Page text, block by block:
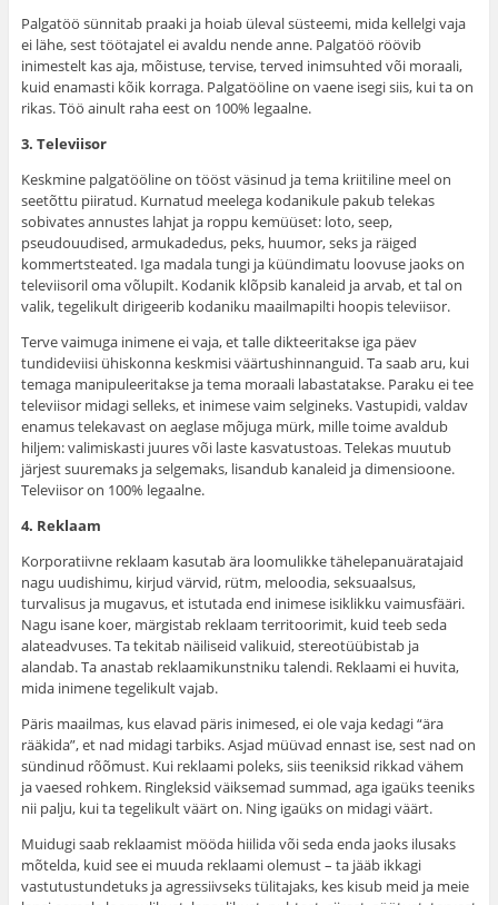
Palgatöö sünnitab praaki ja hoiab üleval süsteemi, mida kellelgi vaja
ei lähe, sest töötajatel ei avaldu nende anne. Palgatöö röövib
inimestelt kas aja, mõistuse, tervise, terved inimsuhted või moraali,
kuid enamasti kõik korraga. Palgatööline on vaene isegi siis, kui ta on
rikas. Töö ainult raha eest on 100% legaalne.
3. Televiisor
Keskmine palgatööline on tööst väsinud ja tema kriitiline meel on
seetõttu piiratud. Kurnatud meelega kodanikule pakub telekas
sobivates annustes lahjat ja roppu kemüüset: loto, seep,
pseudouudised, armukadedus, peks, huumor, seks ja räiged
kommertsteated. Iga madala tungi ja küündimatu loovuse jaoks on
televiisoril oma võlupilt. Kodanik klõpsib kanaleid ja arvab, et tal on
valik, tegelikult dirigeerib kodaniku maailmapilti hoopis televiisor.
Terve vaimuga inimene ei vaja, et talle dikteeritakse iga päev
tundideviisi ühiskonna keskmisi väärtushinnanguid. Ta saab aru, kui
temaga manipuleeritakse ja tema moraali labastatakse. Paraku ei tee
televiisor midagi selleks, et inimese vaim selgineks. Vastupidi, valdav
enamus telekavast on aeglase mõjuga mürk, mille toime avaldub
hiljem: valimiskasti juures või laste kasvatustoas. Telekas muutub
järjest suuremaks ja selgemaks, lisandub kanaleid ja dimensioone.
Televiisor on 100% legaalne.
4. Reklaam
Korporatiivne reklaam kasutab ära loomulikke tähelepanuäratajaid
nagu uudishimu, kirjud värvid, rütm, meloodia, seksuaalsus,
turvalisus ja mugavus, et istutada end inimese isiklikku vaimusfääri.
Nagu isane koer, märgistab reklaam territoorimit, kuid teeb seda
alateadvuses. Ta tekitab näiliseid valikuid, stereotüübistab ja
alandab. Ta anastab reklaamikunstniku talendi. Reklaami ei huvita,
mida inimene tegelikult vajab.
Päris maailmas, kus elavad päris inimesed, ei ole vaja kedagi “ära
rääkida”, et nad midagi tarbiks. Asjad müüvad ennast ise, sest nad on
sündinud rõõmust. Kui reklaami poleks, siis teeniksid rikkad vähem
ja vaesed rohkem. Ringleksid väiksemad summad, aga igaüks teeniks
nii palju, kui ta tegelikult väärt on. Ning igaüks on midagi väärt.
Muidugi saab reklaamist mööda hiilida või seda enda jaoks ilusaks
mõtelda, kuid see ei muuda reklaami olemust – ta jääb ikkagi
vastutustundetuks ja agressiivseks tülitajaks, kes kisub meid ja meie